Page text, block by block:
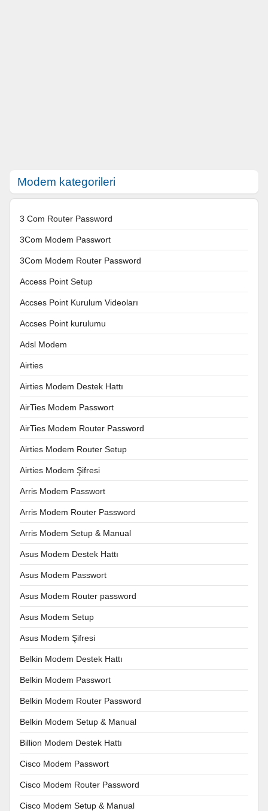
Modem kategorileri
3 Com Router Password
3Com Modem Passwort
3Com Modem Router Password
Access Point Setup
Accses Point Kurulum Videoları
Accses Point kurulumu
Adsl Modem
Airties
Airties Modem Destek Hattı
AirTies Modem Passwort
AirTies Modem Router Password
Airties Modem Router Setup
Airties Modem Şifresi
Arris Modem Passwort
Arris Modem Router Password
Arris Modem Setup & Manual
Asus Modem Destek Hattı
Asus Modem Passwort
Asus Modem Router password
Asus Modem Setup
Asus Modem Şifresi
Belkin Modem Destek Hattı
Belkin Modem Passwort
Belkin Modem Router Password
Belkin Modem Setup & Manual
Billion Modem Destek Hattı
Cisco Modem Passwort
Cisco Modem Router Password
Cisco Modem Setup & Manual